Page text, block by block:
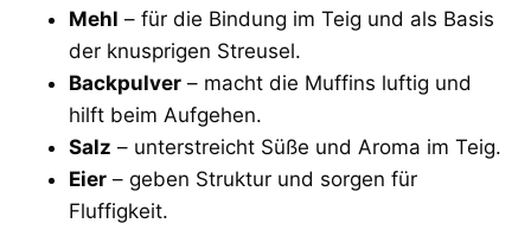
Mehl – für die Bindung im Teig und als Basis
der knusprigen Streusel.
Backpulver – macht die Muffins luftig und
hilft beim Aufgehen.
Salz – unterstreicht Süße und Aroma im Teig.
Eier – geben Struktur und sorgen für
Fluffigkeit.